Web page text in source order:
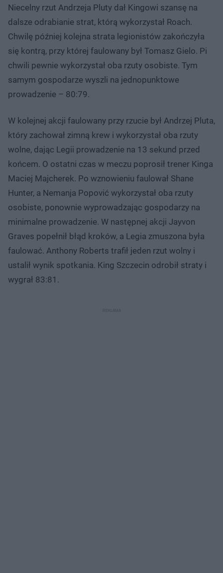
Niecelny rzut Andrzeja Pluty dał Kingowi szansę na
dalsze odrabianie strat, którą wykorzystał Roach.
Chwilę później kolejna strata legionistów zakończyła
się kontrą, przy której faulowany był Tomasz Gielo. Pi
chwili pewnie wykorzystał oba rzuty osobiste. Tym
samym gospodarze wyszli na jednopunktowe
prowadzenie – 80:79.
W kolejnej akcji faulowany przy rzucie był Andrzej Pluta,
który zachował zimną krew i wykorzystał oba rzuty
wolne, dając Legii prowadzenie na 13 sekund przed
końcem. O ostatni czas w meczu poprosił trener Kinga
Maciej Majcherek. Po wznowieniu faulował Shane
Hunter, a Nemanja Popović wykorzystał oba rzuty
osobiste, ponownie wyprowadzając gospodarzy na
minimalne prowadzenie. W następnej akcji Jayvon
Graves popełnił błąd kroków, a Legia zmuszona była
faulować. Anthony Roberts trafił jeden rzut wolny i
ustalił wynik spotkania. King Szczecin odrobił straty i
wygrał 83:81.